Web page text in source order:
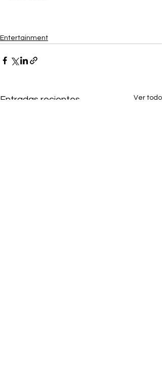
Entertainment
Entradas recientes Ver todo